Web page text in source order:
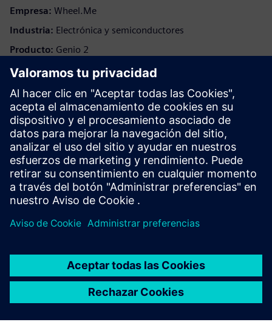
Empresa: Wheel.Me
Industria: Electrónica y semiconductores
Producto: Genio 2
Tamaño: Small
Ubicación:
Oslo, Noruega
Siemens Software: Solid Edge, Teamcenter,Designcenter
Leer historia
Lea la historia en Develop3D.com